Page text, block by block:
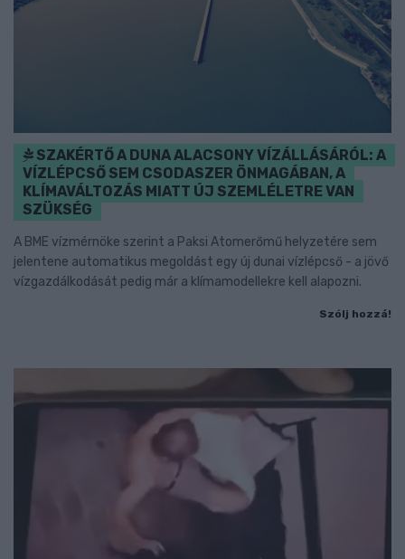
SZAKÉRTŐ A DUNA ALACSONY VÍZÁLLÁSÁRÓL: A
VÍZLÉPCSŐ SEM CSODASZER ÖNMAGÁBAN, A
KLÍMAVÁLTOZÁS MIATT ÚJ SZEMLÉLETRE VAN
SZÜKSÉG
A BME vízmérnöke szerint a Paksi Atomerőmű helyzetére sem
jelentene automatikus megoldást egy új dunai vízlépcső - a jövő
vízgazdálkodását pedig már a klímamodellekre kell alapozni.
Szólj hozzá!